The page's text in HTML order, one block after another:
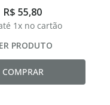
R$ 55,80
1x no cartão
PRODUTO
COMPRAR